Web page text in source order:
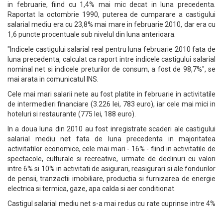
in februarie, fiind cu 1,4% mai mic decat in luna precedenta.
Raportat la octombrie 1990, puterea de cumparare a castigului
salarial mediu era cu 23,8% mai mare in februarie 2010, dar era cu
1,6 puncte procentuale sub nivelul din luna anterioara.
"Indicele castigului salarial real pentru luna februarie 2010 fata de
luna precedenta, calculat ca raport intre indicele castigului salarial
nominal net si indicele preturilor de consum, a fost de 98,7%", se
mai arata in comunicatul INS.
Cele mai mari salarii nete au fost platite in februarie in activitatile
de intermedieri financiare (3.226 lei, 783 euro), iar cele mai mici in
hoteluri si restaurante (775 lei, 188 euro).
In a doua luna din 2010 au fost inregistrate scaderi ale castigului
salarial mediu net fata de luna precedenta in majoritatea
activitatilor economice, cele mai mari - 16% - fiind in activitatile de
spectacole, culturale si recreative, urmate de declinuri cu valori
intre 6% si 10% in activitati de asigurari, reasigurari si ale fondurilor
de pensii, tranzactii imobiliare, productia si furnizarea de energie
electrica si termica, gaze, apa calda si aer conditionat.
Castigul salarial mediu net s-a mai redus cu rate cuprinse intre 4%